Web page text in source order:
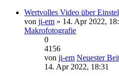
Wertvolles Video über
von ji-em » 14. Apr 2022,
Makrofotografie
0
4156
von ji-em Neuester
14. Apr 2022, 18:31